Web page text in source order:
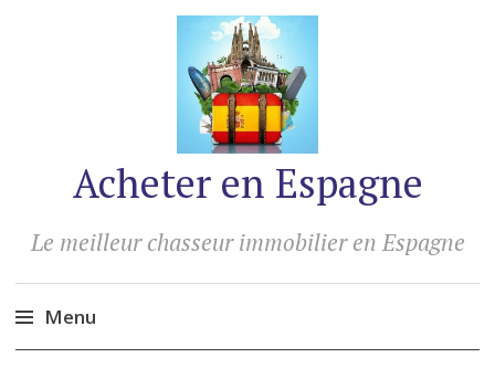
Acheter en Espagne
Le meilleur chasseur immobilier en Espagne
Menu